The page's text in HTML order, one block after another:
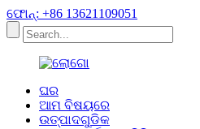
ଫୋନ୍: +86 13621109051
ଘର
ଆମ ବିଷୟରେ
ଉତ୍ପାଦଗୁଡିକ